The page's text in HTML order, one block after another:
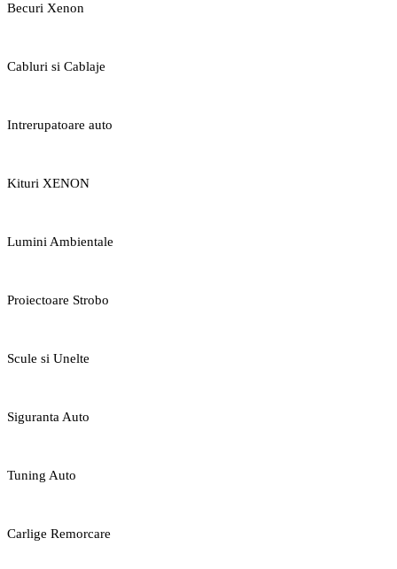
Becuri Xenon
Cabluri si Cablaje
Intrerupatoare auto
Kituri XENON
Lumini Ambientale
Proiectoare Strobo
Scule si Unelte
Siguranta Auto
Tuning Auto
Carlige Remorcare